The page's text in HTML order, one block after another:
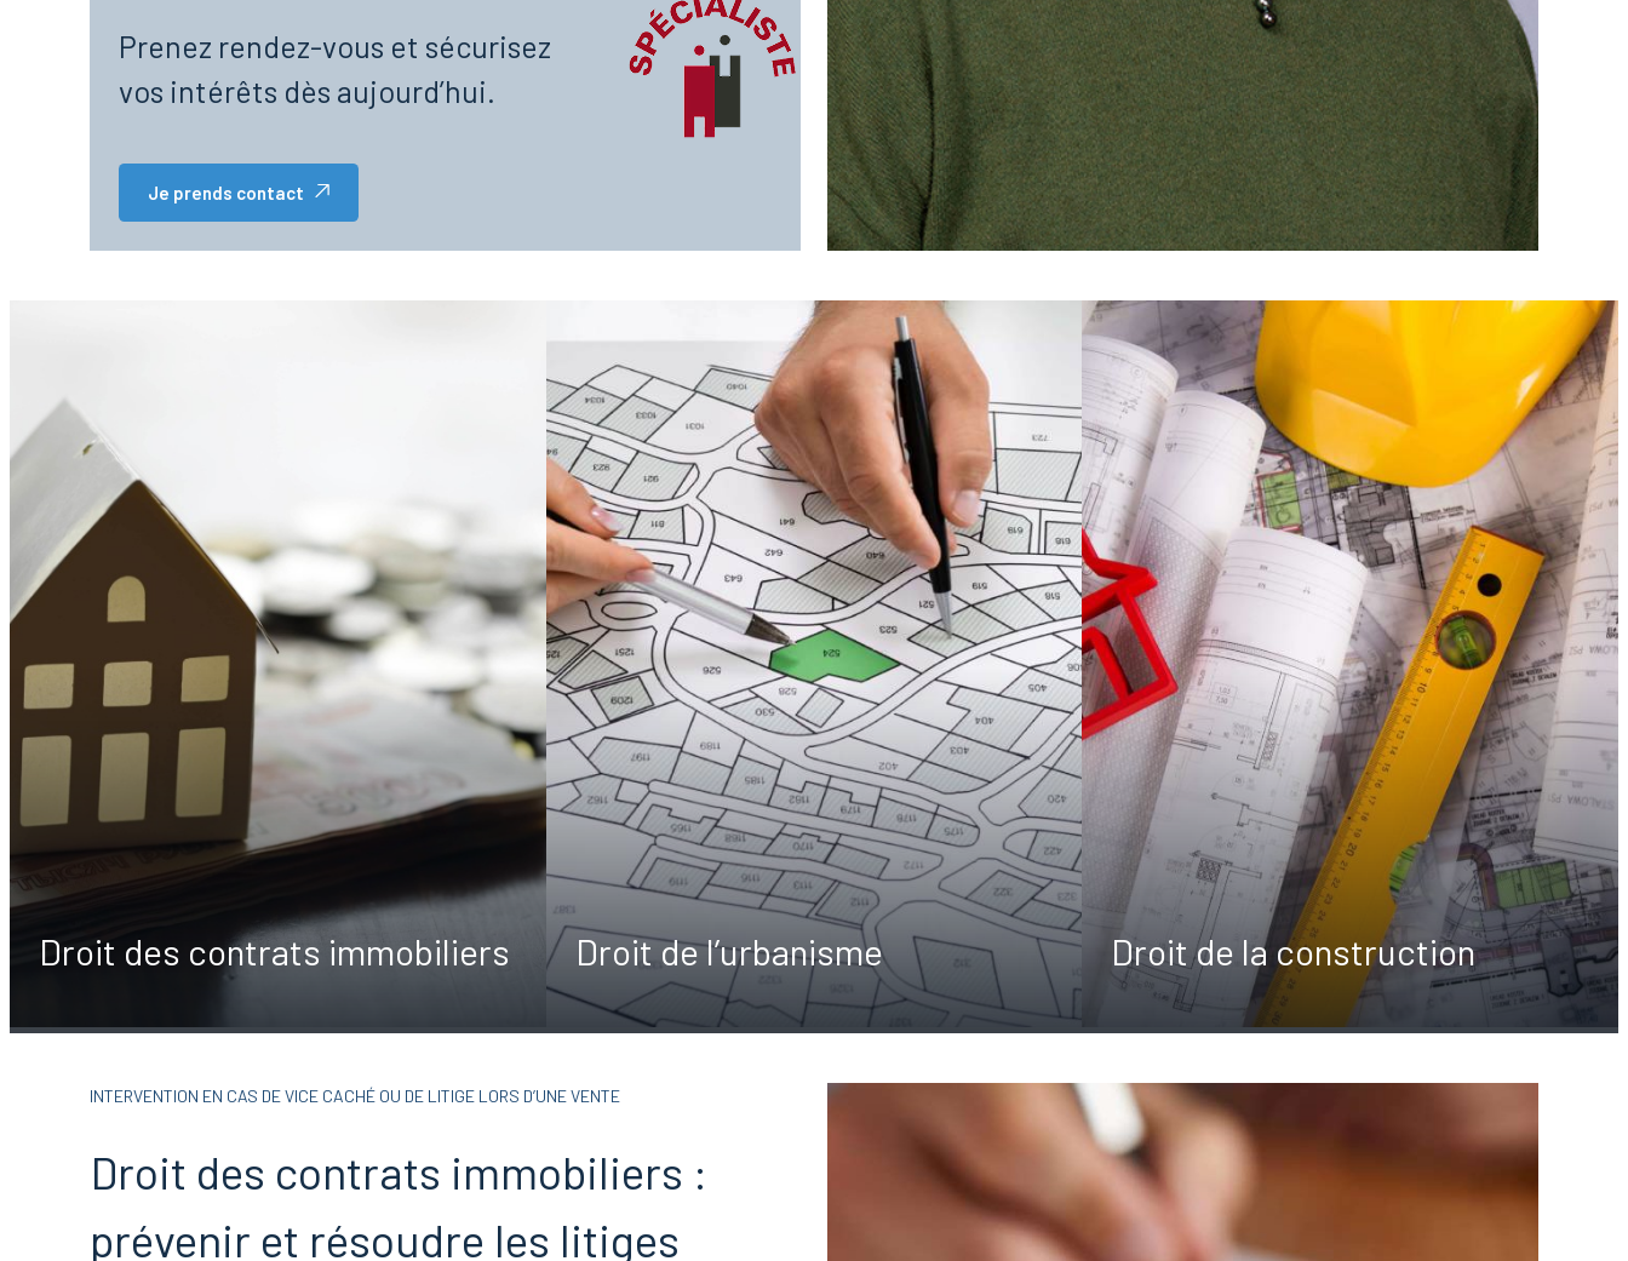
Prenez rendez-vous et sécurisez
vos intérêts dès aujourd’hui.
Je prends contact
Droit des contrats immobiliers Droit de l’urbanisme Droit de la construction
INTERVENTION EN CAS DE VICE CACHÉ OU DE LITIGE LORS D’UNE VENTE
Droit des contrats immobiliers :
prévenir et résoudre les litiges